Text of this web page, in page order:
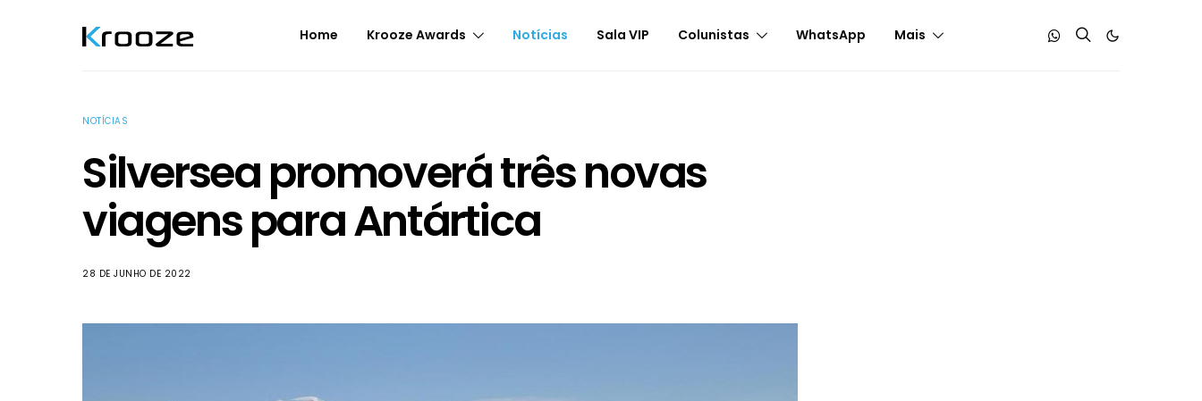
Home Krooze Awards Notícias Sala VIP Colunistas WhatsApp Mais
NOTÍCIAS
Silversea promoverá três novas
viagens para Antártica
28 DE JUNHO DE 2022